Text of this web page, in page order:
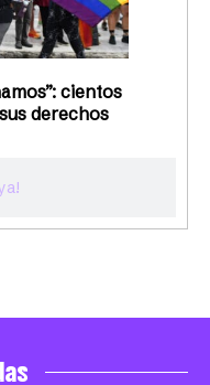
cientos
derechos